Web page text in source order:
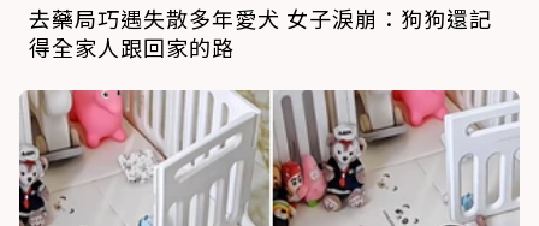
去藥局巧遇失散多年愛犬 女子淚崩：狗狗還記
得全家人跟回家的路